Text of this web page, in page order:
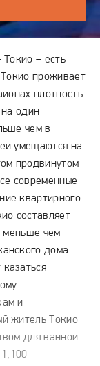
Токио – есть
проживает
плотность
на один
чем в
умещаются на
продвинутом
современные
квартирного
составляет
меньше чем
дома.
и
житель Токио
для ванной